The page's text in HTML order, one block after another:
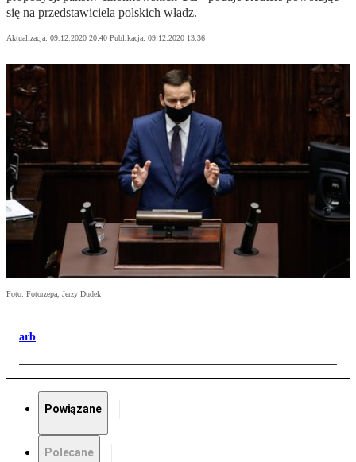
się na przedstawiciela polskich władz.
Aktualizacja: 09.12.2020 20:40 Publikacja: 09.12.2020 13:36
Foto: Fotorzepa, Jerzy Dudek
arb
Powiązane
Polecane